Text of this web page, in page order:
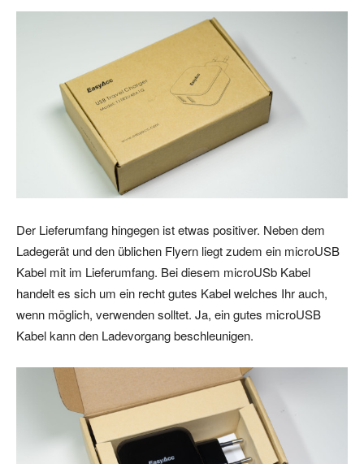
Der Lieferumfang hingegen ist etwas positiver. Neben dem
Ladegerät und den üblichen Flyern liegt zudem ein microUSB
Kabel mit im Lieferumfang. Bei diesem microUSb Kabel
handelt es sich um ein recht gutes Kabel welches Ihr auch,
wenn möglich, verwenden solltet. Ja, ein gutes microUSB
Kabel kann den Ladevorgang beschleunigen.